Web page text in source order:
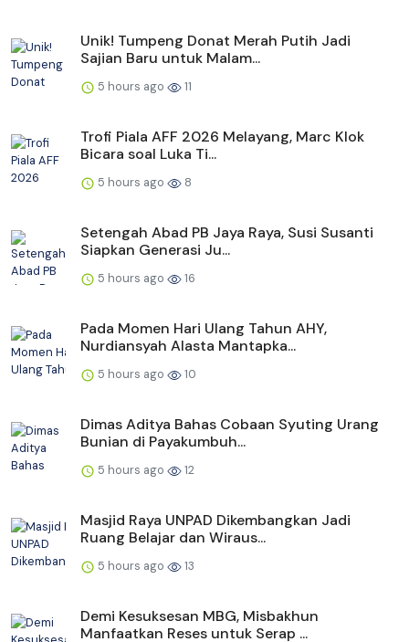
Unik! Tumpeng Donat Merah Putih Jadi
Sajian Baru untuk Malam...
5 hours ago 11
Trofi Piala AFF 2026 Melayang, Marc Klok
Bicara soal Luka Ti...
5 hours ago 8
Setengah Abad PB Jaya Raya, Susi Susanti
Siapkan Generasi Ju...
5 hours ago 16
Pada Momen Hari Ulang Tahun AHY,
Nurdiansyah Alasta Mantapka...
5 hours ago 10
Dimas Aditya Bahas Cobaan Syuting Urang
Bunian di Payakumbuh...
5 hours ago 12
Masjid Raya UNPAD Dikembangkan Jadi
Ruang Belajar dan Wiraus...
5 hours ago 13
Demi Kesuksesan MBG, Misbakhun
Manfaatkan Reses untuk Serap ...